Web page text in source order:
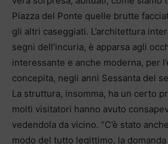
Piazza del Ponte quelle brutte
gli altri caseggiati. L’architettura
segni dell’incuria, è apparsa agli
interessante e anche moderna, per
concepita, negli anni Sessanta del
La struttura, insomma, ha un certo
molti visitatori hanno avuto
vedendola da vicino. “C’è stato
modo del tutto legittimo, la